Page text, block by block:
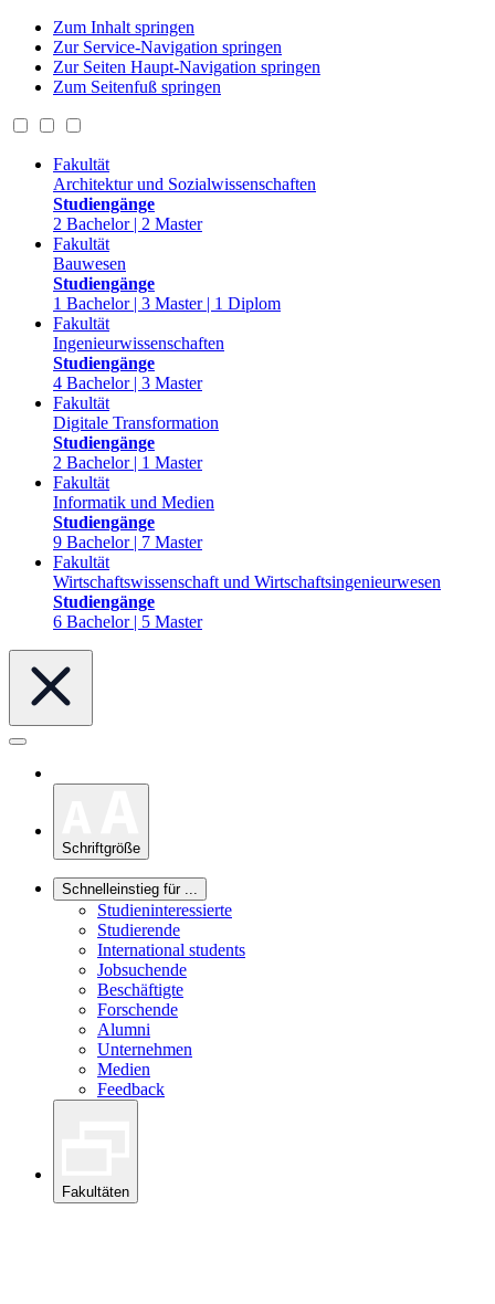
Zum Inhalt springen
Zur Service-Navigation springen
Zur Seiten Haupt-Navigation springen
Zum Seitenfuß springen
Fakultät
Architektur und Sozialwissenschaften
Studiengänge
2 Bachelor | 2 Master
Fakultät
Bauwesen
Studiengänge
1 Bachelor | 3 Master | 1 Diplom
Fakultät
Ingenieurwissenschaften
Studiengänge
4 Bachelor | 3 Master
Fakultät
Digitale Transformation
Studiengänge
2 Bachelor | 1 Master
Fakultät
Informatik und Medien
Studiengänge
9 Bachelor | 7 Master
Fakultät
Wirtschaftswissenschaft und Wirtschaftsingenieurwesen
Studiengänge
6 Bachelor | 5 Master
Schriftgröße
Schnelleinstieg für ...
Studieninteressierte
Studierende
International students
Jobsuchende
Beschäftigte
Forschende
Alumni
Unternehmen
Medien
Feedback
Fakultäten